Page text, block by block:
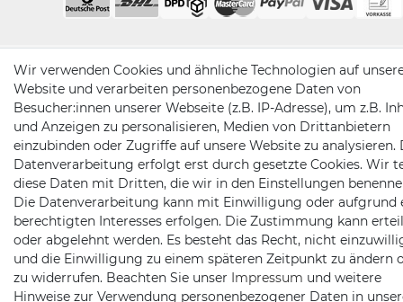
Wir verwenden Cookies und ähnliche Technologien auf
Website und verarbeiten personenbezogene Daten von
Besucher:innen unserer Webseite (z.B. IP-Adresse), um z.B.
und Anzeigen zu personalisieren, Medien von Drittanbietern
einzubinden oder Zugriffe auf unsere Website zu analysieren.
Datenverarbeitung erfolgt erst durch gesetzte Cookies. Wir
diese Daten mit Dritten, die wir in den Einstellungen
Die Datenverarbeitung kann mit Einwilligung oder aufgrund
berechtigten Interesses erfolgen. Die Zustimmung kann
oder abgelehnt werden. Es besteht das Recht, nicht
und die Einwilligung zu einem späteren Zeitpunkt zu ändern
zu widerrufen. Beachten Sie unser Impressum und weitere
Hinweise zur Verwendung personenbezogener Daten in